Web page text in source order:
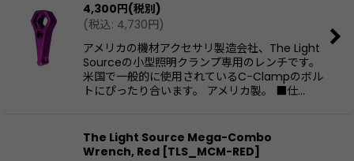
4,300円(税別)
(税込: 4,730円)
アメリカの機材アクセサリ製造会社、The Light
Sourceの小型照明クランプ専用のレンチです。
米国で一般的に使用されているC-Clampのボル
トにぴったり合います。 アメリカ製。 ■仕…
The Light Source Mega-Combo
Wrench, Red [TLS_MCM-RED]